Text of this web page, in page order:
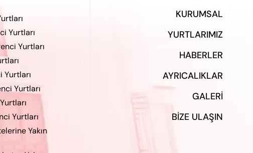
Yurtları
Yurtları
Yurtları
Yurtları
Yurtları
Yakın
KURUMSAL
YURTLARIMIZ
HABERLER
AYRICALIKLAR
GALERI
BIZE ULAŞIN